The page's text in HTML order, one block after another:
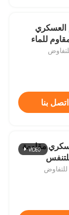
العسكري
اتصل بنا
مقاومة